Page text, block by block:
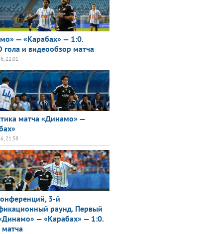
— «Карабах» — 1:0.
и видеообзор матча
22:01
матча «Динамо» —
21:58
3-й
раунд. Первый
— «Карабах» — 1:0.